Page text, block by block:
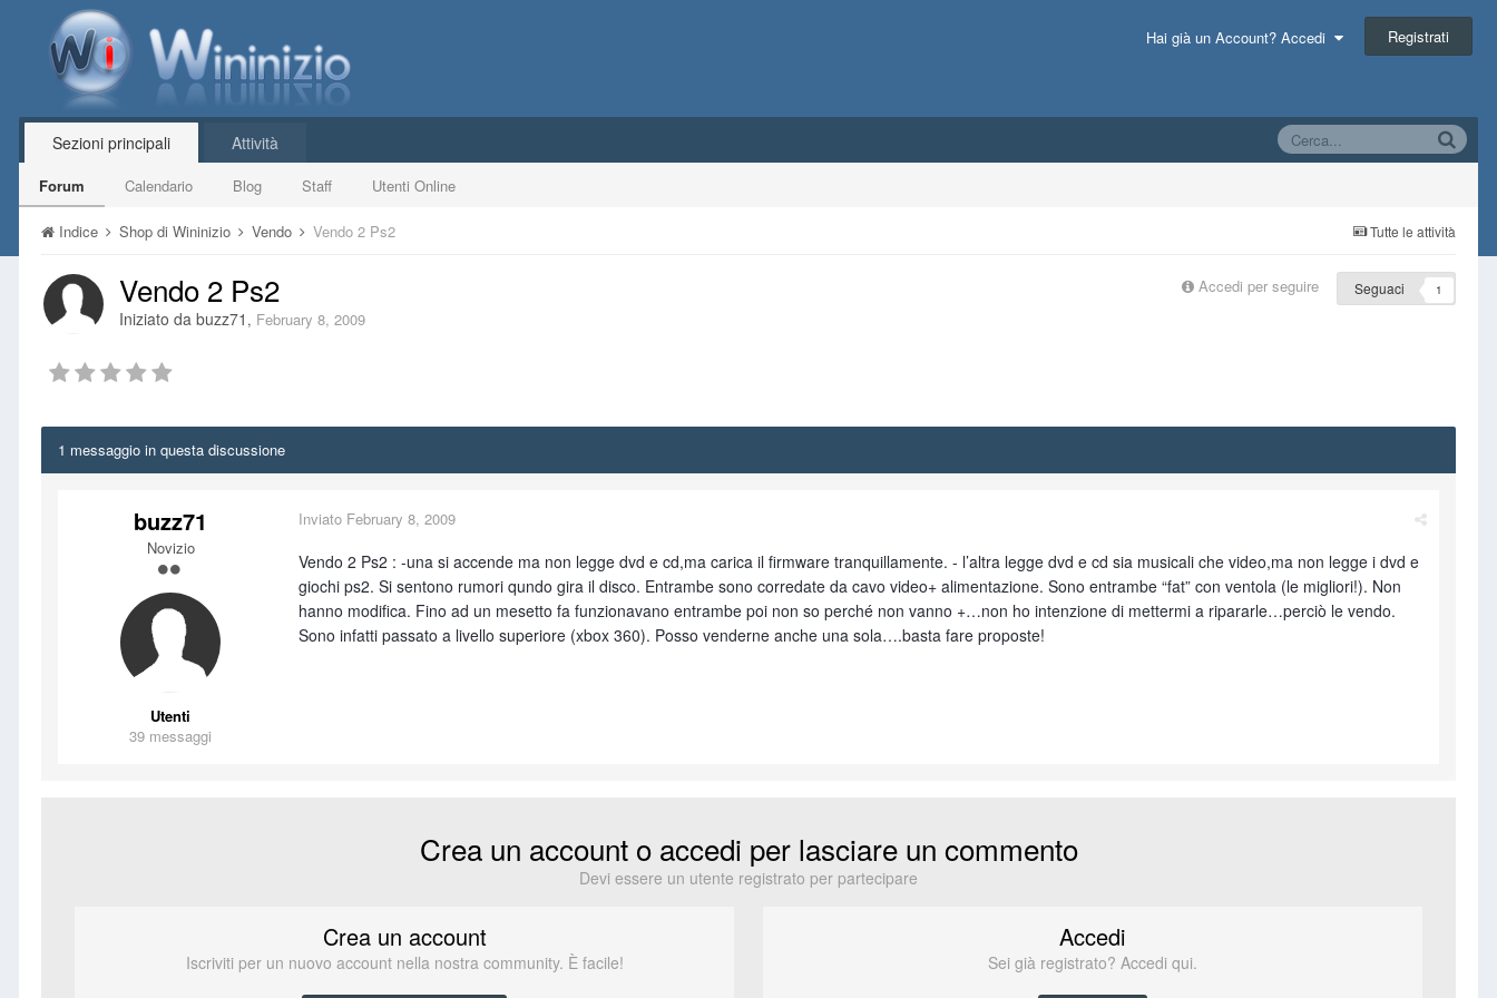
Hai già un Account? Accedi Registrati
Sezioni principali
Forum Calendario Blog Staff Utenti Online
Attività
Tutte le attività
Indice Shop di Wininizio Vendo Vendo 2 Ps2
Accedi per seguire Seguaci 1
Vendo 2 Ps2
Iniziato da buzz71 , February 8, 2009
1 messaggio in questa discussione
buzz71
Novizio
Utenti
39 messaggi
Inviato February 8, 2009
Vendo 2 Ps2 : -una si accende ma non legge dvd e cd,ma carica il firmware tranquillamente. - l’altra legge dvd e cd sia musicali che video,ma non legge i dvd e
giochi ps2. Si sentono rumori qundo gira il disco. Entrambe sono corredate da cavo video+ alimentazione. Sono entrambe “fat” con ventola (le migliori!). Non
hanno modifica. Fino ad un mesetto fa funzionavano entrambe poi non so perché non vanno +…non ho intenzione di mettermi a ripararle…perciò le vendo.
Sono infatti passato a livello superiore (xbox 360). Posso venderne anche una sola….basta fare proposte!
Crea un account o accedi per lasciare un commento
Devi essere un utente registrato per partecipare
Crea un account
Iscriviti per un nuovo account nella nostra community. È facile!
Accedi
Sei già registrato? Accedi qui.